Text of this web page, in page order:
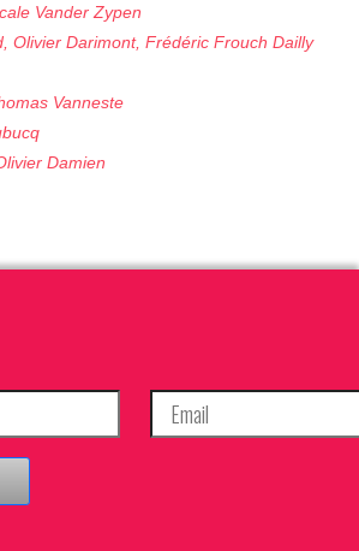
Vander Zypen
Olivier Darimont, Frédéric Frouch Dailly
Vanneste
Damien